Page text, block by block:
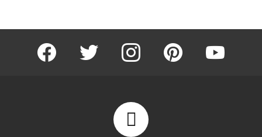
facebook twitter instagram pinterest youtube